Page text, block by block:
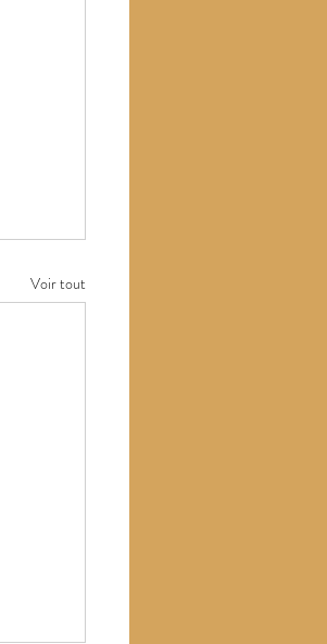
Voir tout